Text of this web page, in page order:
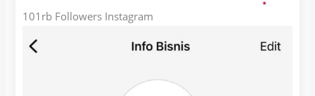
101rb Followers Instagram